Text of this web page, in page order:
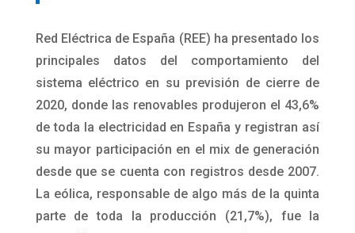
Red Eléctrica de España (REE) ha presentado los
principales datos del comportamiento del
sistema eléctrico en su previsión de cierre de
2020, donde las renovables produjeron el 43,6%
de toda la electricidad en España y registran así
su mayor participación en el mix de generación
desde que se cuenta con registros desde 2007.
La eólica, responsable de algo más de la quinta
parte de toda la producción (21,7%), fue la